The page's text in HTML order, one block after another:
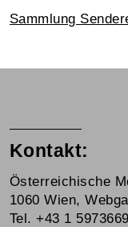
Sammlung
Kontakt:
Österreichische
1060 Wien,
Tel. +43 1